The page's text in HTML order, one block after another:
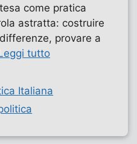
come pratica
astratta: costruire
provare a
tutto
Italiana